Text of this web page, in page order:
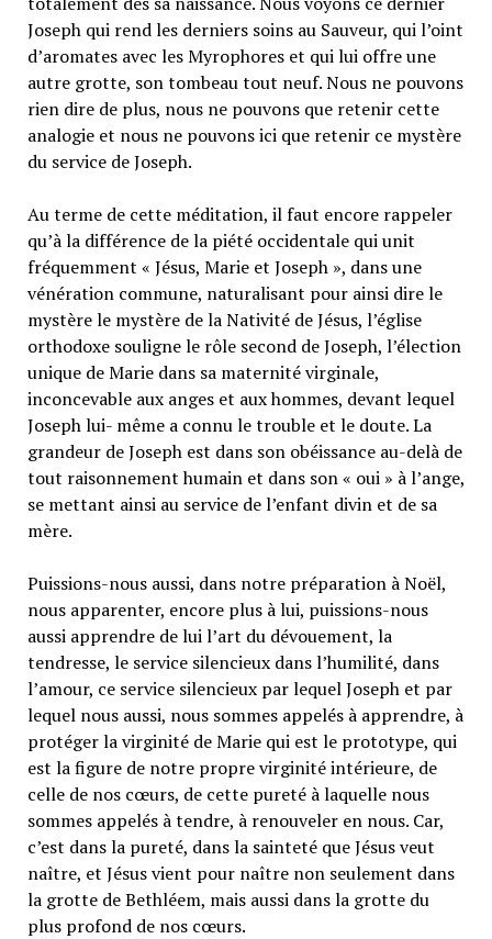
Joseph qui rend les derniers soins au Sauveur, qui l’oint
d’aromates avec les Myrophores et qui lui offre une
autre grotte, son tombeau tout neuf. Nous ne pouvons
rien dire de plus, nous ne pouvons que retenir cette
analogie et nous ne pouvons ici que retenir ce mystère
du service de Joseph.
Au terme de cette méditation, il faut encore rappeler
qu’à la différence de la piété occidentale qui unit
fréquemment « Jésus, Marie et Joseph », dans une
vénération commune, naturalisant pour ainsi dire le
mystère le mystère de la Nativité de Jésus, l’église
orthodoxe souligne le rôle second de Joseph, l’élection
unique de Marie dans sa maternité virginale,
inconcevable aux anges et aux hommes, devant lequel
Joseph lui- même a connu le trouble et le doute. La
grandeur de Joseph est dans son obéissance au-delà de
tout raisonnement humain et dans son « oui » à l’ange,
se mettant ainsi au service de l’enfant divin et de sa
mère.
Puissions-nous aussi, dans notre préparation à Noël,
nous apparenter, encore plus à lui, puissions-nous
aussi apprendre de lui l’art du dévouement, la
tendresse, le service silencieux dans l’humilité, dans
l’amour, ce service silencieux par lequel Joseph et par
lequel nous aussi, nous sommes appelés à apprendre, à
protéger la virginité de Marie qui est le prototype, qui
est la figure de notre propre virginité intérieure, de
celle de nos cœurs, de cette pureté à laquelle nous
sommes appelés à tendre, à renouveler en nous. Car,
c’est dans la pureté, dans la sainteté que Jésus veut
naître, et Jésus vient pour naître non seulement dans
la grotte de Bethléem, mais aussi dans la grotte du
plus profond de nos cœurs.